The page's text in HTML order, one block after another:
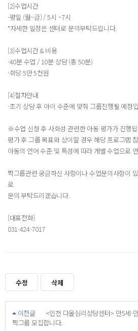
[2]수업시간
-평일 (월~금) / 5시 ~7시
*자세한 일정은 센터로 문의부탁드립니다.
[3]수업시간 & 비용
-40분 수업 / 10분 상담 (총 50분)
-회당 5만 5천원
[4]절차안내
-초기 상담 후 아이 수준에 맞춰 그룹진행될 예정
※수업 신청 후 사회성 관련한 아동 평가가 진행
평가 후 그룹 목표와 상이할 경우 해당 프로그램
아동의 언어 수준 및 특성에 따라 개별 수업으로
짝그룹관련 궁금하신 사항이나 수업문의사항이
로
문의 부탁드리겠습니다.
[대표전화]
031-424-7017
수정 삭제
이전글
<인천 다올심리상담센터> 만5세-
짝그룹 모집합니다.